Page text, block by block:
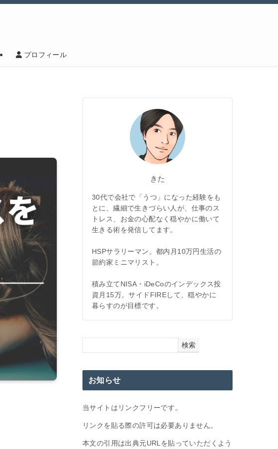
プロフィール
きた
30代で会社で「うつ」になった経験をも
とに、繊細で生きづらい人が、仕事のス
トレス、お金の心配なく穏やかに働いて
生きる術を発信してます。
HSPサラリーマン。都内月10万円生活の
節約家ミニマリスト。
積み立てNISA・iDeCoのインデックス投
資月15万。サイドFIREして、穏やかに
暮らすのが目標です。
検索
お知らせ
当サイトはリンクフリーです。
リンクを貼る際の許可は必要ありません。
本文の引用は出典元URLを貼っていただくよう